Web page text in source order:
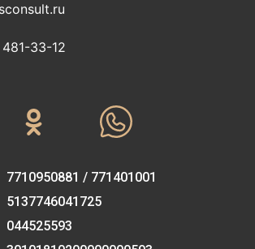
33-12‬‬
7710950881 / 771401001
5137746041725
044525593